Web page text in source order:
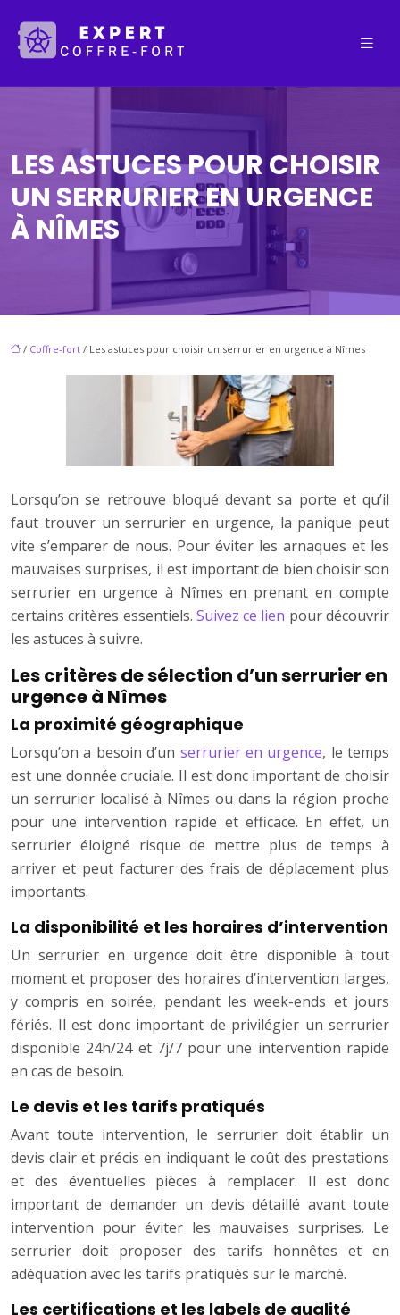
LES ASTUCES POUR CHOISIR
UN SERRURIER EN URGENCE
À NÎMES
/ Coffre-fort / Les astuces pour choisir un serrurier en urgence à Nîmes
Lorsqu’on se retrouve bloqué devant sa porte et qu’il
faut trouver un serrurier en urgence, la panique peut
vite s’emparer de nous. Pour éviter les arnaques et les
mauvaises surprises, il est important de bien choisir son
serrurier en urgence à Nîmes en prenant en compte
certains critères essentiels. Suivez ce lien pour découvrir
les astuces à suivre.
Les critères de sélection d’un serrurier en
urgence à Nîmes
La proximité géographique
Lorsqu’on a besoin d’un serrurier en urgence, le temps
est une donnée cruciale. Il est donc important de choisir
un serrurier localisé à Nîmes ou dans la région proche
pour une intervention rapide et efficace. En effet, un
serrurier éloigné risque de mettre plus de temps à
arriver et peut facturer des frais de déplacement plus
importants.
La disponibilité et les horaires d’intervention
Un serrurier en urgence doit être disponible à tout
moment et proposer des horaires d’intervention larges,
y compris en soirée, pendant les week-ends et jours
fériés. Il est donc important de privilégier un serrurier
disponible 24h/24 et 7j/7 pour une intervention rapide
en cas de besoin.
Le devis et les tarifs pratiqués
Avant toute intervention, le serrurier doit établir un
devis clair et précis en indiquant le coût des prestations
et des éventuelles pièces à remplacer. Il est donc
important de demander un devis détaillé avant toute
intervention pour éviter les mauvaises surprises. Le
serrurier doit proposer des tarifs honnêtes et en
adéquation avec les tarifs pratiqués sur le marché.
Les certifications et les labels de qualité